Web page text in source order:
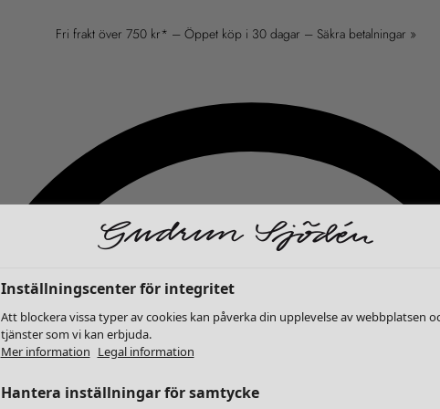
Fri frakt över 750 kr* – Öppet köp i 30 dagar – Säkra betalningar »
Inställningscenter för integritet
Att blockera vissa typer av cookies kan påverka din upplevelse av webbplatsen
tjänster som vi kan erbjuda.
Mer information Legal information
Hantera inställningar för samtycke